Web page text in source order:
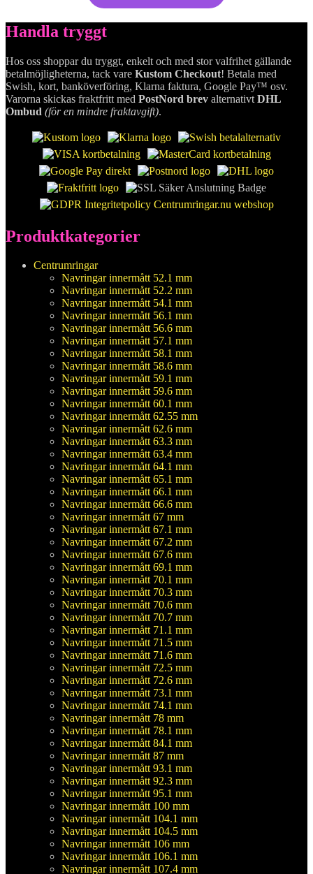
Handla tryggt
Hos oss shoppar du tryggt, enkelt och med stor valfrihet gällande
betalmöjligheterna, tack vare Kustom Checkout! Betala med
Swish, kort, banköverföring, Klarna faktura, Google Pay™ osv.
Varorna skickas fraktfritt med PostNord brev alternativt DHL
Ombud (för en mindre fraktavgift).
Produktkategorier
Centrumringar
Navringar innermått 52.1 mm
Navringar innermått 52.2 mm
Navringar innermått 54.1 mm
Navringar innermått 56.1 mm
Navringar innermått 56.6 mm
Navringar innermått 57.1 mm
Navringar innermått 58.1 mm
Navringar innermått 58.6 mm
Navringar innermått 59.1 mm
Navringar innermått 59.6 mm
Navringar innermått 60.1 mm
Navringar innermått 62.55 mm
Navringar innermått 62.6 mm
Navringar innermått 63.3 mm
Navringar innermått 63.4 mm
Navringar innermått 64.1 mm
Navringar innermått 65.1 mm
Navringar innermått 66.1 mm
Navringar innermått 66.6 mm
Navringar innermått 67 mm
Navringar innermått 67.1 mm
Navringar innermått 67.2 mm
Navringar innermått 67.6 mm
Navringar innermått 69.1 mm
Navringar innermått 70.1 mm
Navringar innermått 70.3 mm
Navringar innermått 70.6 mm
Navringar innermått 70.7 mm
Navringar innermått 71.1 mm
Navringar innermått 71.5 mm
Navringar innermått 71.6 mm
Navringar innermått 72.5 mm
Navringar innermått 72.6 mm
Navringar innermått 73.1 mm
Navringar innermått 74.1 mm
Navringar innermått 78 mm
Navringar innermått 78.1 mm
Navringar innermått 84.1 mm
Navringar innermått 87 mm
Navringar innermått 93.1 mm
Navringar innermått 92.3 mm
Navringar innermått 95.1 mm
Navringar innermått 100 mm
Navringar innermått 104.1 mm
Navringar innermått 104.5 mm
Navringar innermått 106 mm
Navringar innermått 106.1 mm
Navringar innermått 107.4 mm